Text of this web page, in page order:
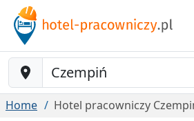
Baustelle-Location
Home Hotel pracowniczy